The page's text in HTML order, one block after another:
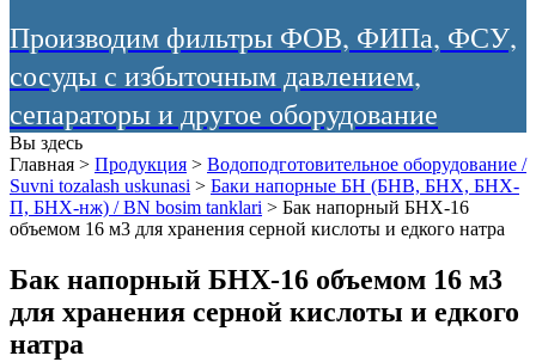
Производим фильтры ФОВ, ФИПа, ФСУ,
сосуды с избыточным давлением,
сепараторы и другое оборудование
Вы здесь
Главная > Продукция > Водоподготовительное оборудование /
Suvni tozalash uskunasi > Баки напорные БН (БНВ, БНХ, БНХ-
П, БНХ-нж) / BN bosim tanklari > Бак напорный БНХ-16
объемом 16 м3 для хранения серной кислоты и едкого натра
Бак напорный БНХ-16 объемом 16 м3
для хранения серной кислоты и едкого
натра